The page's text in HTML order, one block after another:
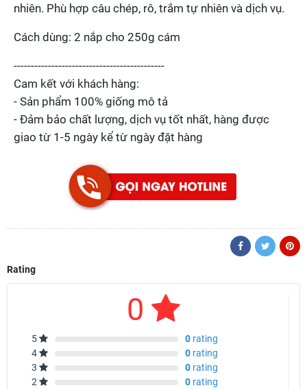
nhiên. Phù hợp câu chép, rô, trắm tự nhiên và dịch vụ.
Cách dùng: 2 nắp cho 250g cám
--------------------------------------------
Cam kết với khách hàng:
- Sản phẩm 100% giống mô tả
- Đảm bảo chất lượng, dịch vụ tốt nhất, hàng được
giao từ 1-5 ngày kể từ ngày đặt hàng
Rating
0
5 0 rating
4
0 rating
3
0 rating
2
0 rating